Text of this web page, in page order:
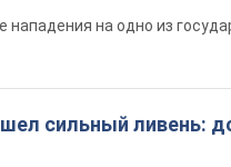
на одно из
сильный ливень: